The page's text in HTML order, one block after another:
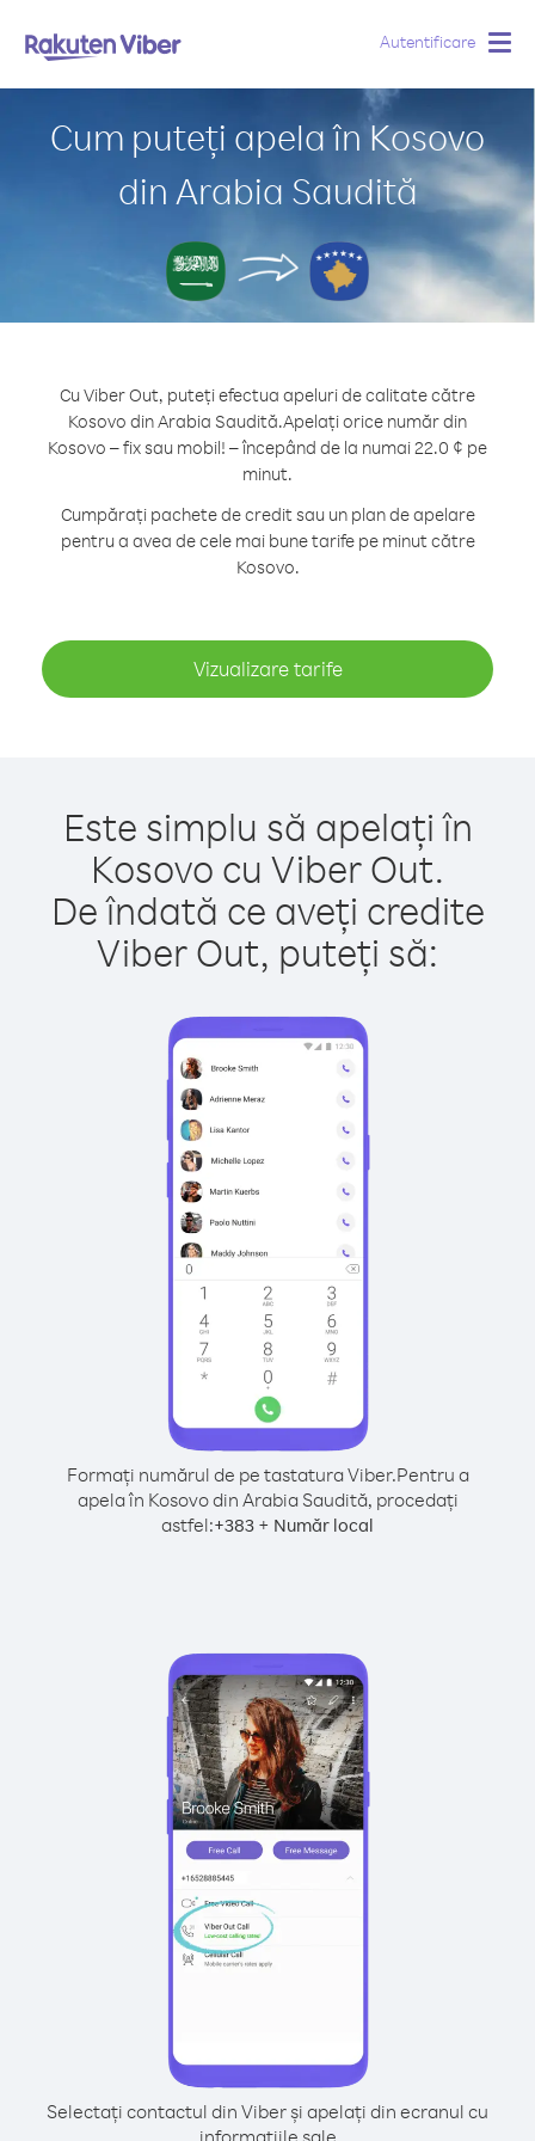
Autentificare
Cum puteți apela în Kosovo
din Arabia Saudită
Cu Viber Out, puteți efectua apeluri de calitate către
Kosovo din Arabia Saudită.Apelați orice număr din
Kosovo – fix sau mobil! – începând de la numai 22.0 ¢ pe
minut.
Cumpărați pachete de credit sau un plan de apelare
pentru a avea de cele mai bune tarife pe minut către
Kosovo.
Vizualizare tarife
Este simplu să apelați în
Kosovo cu Viber Out.
De îndată ce aveți credite
Viber Out, puteți să:
Formați numărul de pe tastatura Viber.Pentru a
apela în Kosovo din Arabia Saudită, procedați
astfel:+383 + Număr local
Selectați contactul din Viber și apelați din ecranul cu
informațiile sale